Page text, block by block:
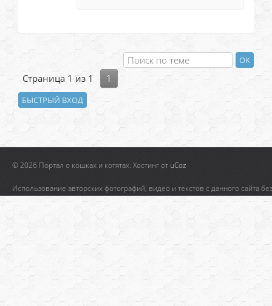
Страница 1 из 1 1
© 2026 Портал о кошках и котятах. Хостинг от uCoz
Использование авторских фотографий, видео и текстов с данного сайта